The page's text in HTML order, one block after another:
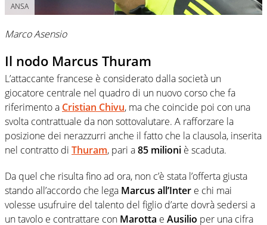
ANSA
Marco Asensio
Il nodo Marcus Thuram
L’attaccante francese è considerato dalla società un
giocatore centrale nel quadro di un nuovo corso che fa
riferimento a Cristian Chivu, ma che coincide poi con una
svolta contrattuale da non sottovalutare. A rafforzare la
posizione dei nerazzurri anche il fatto che la clausola, inserita
nel contratto di Thuram, pari a85 milioni è scaduta.
Da quel che risulta fino ad ora, non c’è stata l’offerta giusta
stando all’accordo che lega Marcus all’Inter e chi mai
volesse usufruire del talento del figlio d’arte dovrà sedersi a
un tavolo e contrattare con Marotta e Ausilio per una cifra